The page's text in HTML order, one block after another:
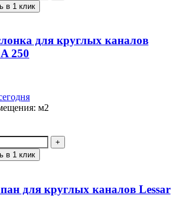
в 1 клик
для круглых каналов
250
м2
в 1 клик
для круглых каналов Lessar